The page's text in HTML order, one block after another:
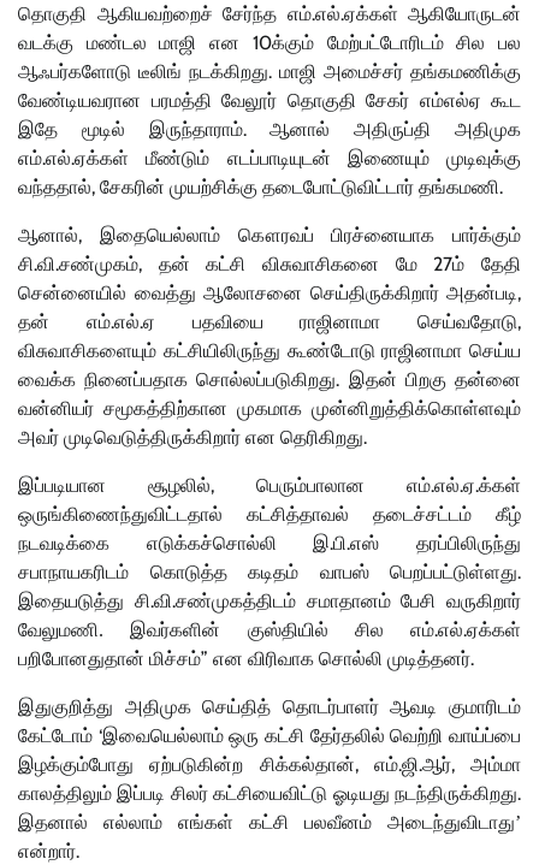
தொகுதி ஆகியவற்றைச் சேர்ந்த எம்.எல்.ஏக்கள் ஆகியோருடன்
வடக்கு
மண்டல மாஜி என 10க்கும் மேற்பட்டோரிடம் சில
பல
ஆஃபர்களோடு டீலிங் நடக்கிறது. மாஜி அமைச்சர் தங்கமணிக்கு
வேண்டியவரான பரமத்தி வேலூர் தொகுதி சேகர் எம்எல்ஏ கூட
இதே
மூடில் இருந்தாராம்.ஆனால் அதிருப்தி
அதிமுக
எம்.எல்.ஏக்கள் மீண்டும் எடப்பாடியுடன் இணையும்
முடிவுக்கு
வந்ததால், சேகரின் முயற்சிக்கு தடைபோட்டுவிட்டார் தங்கமணி.
ஆனால், இதையெல்லாம் கௌரவப் பிரச்னையாக
பார்க்கும்
சி.வி.சண்முகம், தன் கட்சி விசுவாசிகனை மே27ம்
தேதி
சென்னையில் வைத்து ஆலோசனை செய்திருக்கிறார் அதன்படி,
தன் எம்.எல்.ஏ பதவியை ராஜினாமா செய்வதோடு,
விசுவாசிகளையும் கட்சியிலிருந்து கூண்டோடு ராஜினாமா செய்ய
வைக்க நினைப்பதாக சொல்லப்படுகிறது. இதன் பிறகு தன்னை
வன்னியர் சமூகத்திற்கான முகமாக முன்னிறுத்திக்கொள்ளவும்
அவர் முடிவெடுத்திருக்கிறார் என தெரிகிறது.
இப்படியான சூழலில், பெரும்பாலான எம்.எல்.ஏ.க்கள்
ஒருங்கிணைந்துவிட்டதால்
கட்சித்தாவல் தடைச்சட்டம்
கீழ்
நடவடிக்கை
எடுக்கச்சொல்லி இ.பி.எஸ்
தரப்பிலிருந்து
சபாநாயகரிடம்
கொடுத்த கடிதம் வாபஸ் பெறப்பட்டுள்ளது.
இதையடுத்து சி.வி.சண்முகத்திடம் சமாதானம் பேசி
வருகிறார்
வேலுமணி.
இவர்களின் குஸ்தியில் சில எம்.எல்.ஏக்கள்
பறிபோனதுதான் மிச்சம்” என விரிவாக சொல்லி முடித்தனர்.
இதுகுறித்து அதிமுக செய்தித் தொடர்பாளர் ஆவடி
குமாரிடம்
கேட்டோம் ‘இவையெல்லாம் ஒரு கட்சி தேர்தலில் வெற்றி வாய்ப்பை
இழக்கும்போது
ஏற்படுகின்ற சிக்கல்தான், எம்.ஜி.ஆர், அம்மா
காலத்திலும் இப்படி சிலர் கட்சியைவிட்டு ஓடியது நடந்திருக்கிறது.
இதனால் எல்லாம் எங்கள் கட்சி பலவீனம்
அடைந்துவிடாது’
என்றார்.